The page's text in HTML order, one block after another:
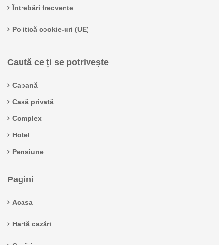
Întrebări frecvente
Politică cookie-uri (UE)
Caută ce ți se potrivește
Cabană
Casă privată
Complex
Hotel
Pensiune
Pagini
Acasa
Hartă cazări